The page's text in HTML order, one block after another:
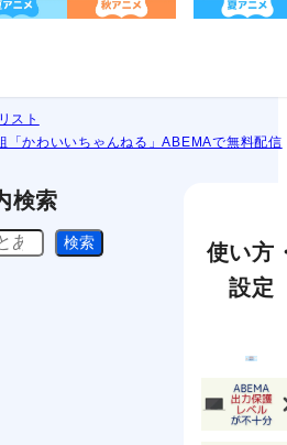
スト
「かわいいちゃんねる」ABEMAで無料配信
検索
検索
使い方
設定